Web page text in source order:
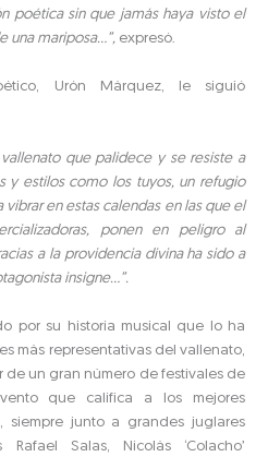
poética sin que jamás haya visto el
una mariposa…”, expresó.
Urón Márquez, le siguió
que palidece y se resiste a
y estilos como los tuyos, un refugio
vibrar en estas calendas en las que el
ponen en peligro al
a la providencia divina ha sido a
insigne…”.
por su historia musical que lo ha
más representativas del vallenato,
un gran número de festivales de
que califica a los mejores
siempre junto a grandes juglares
Salas, Nicolás ‘Colacho’